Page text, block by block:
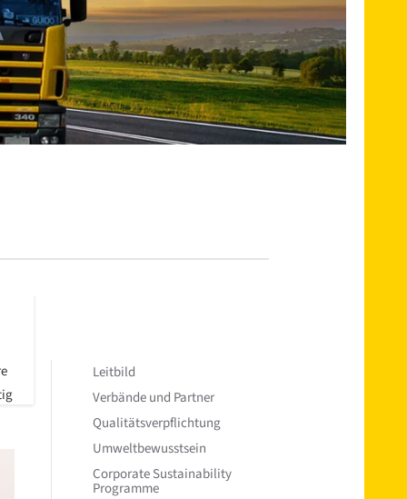
Leitbild
Verbände und Partner
Qualitätsverpflichtung
Umweltbewusstsein
Corporate Sustainability
Programme